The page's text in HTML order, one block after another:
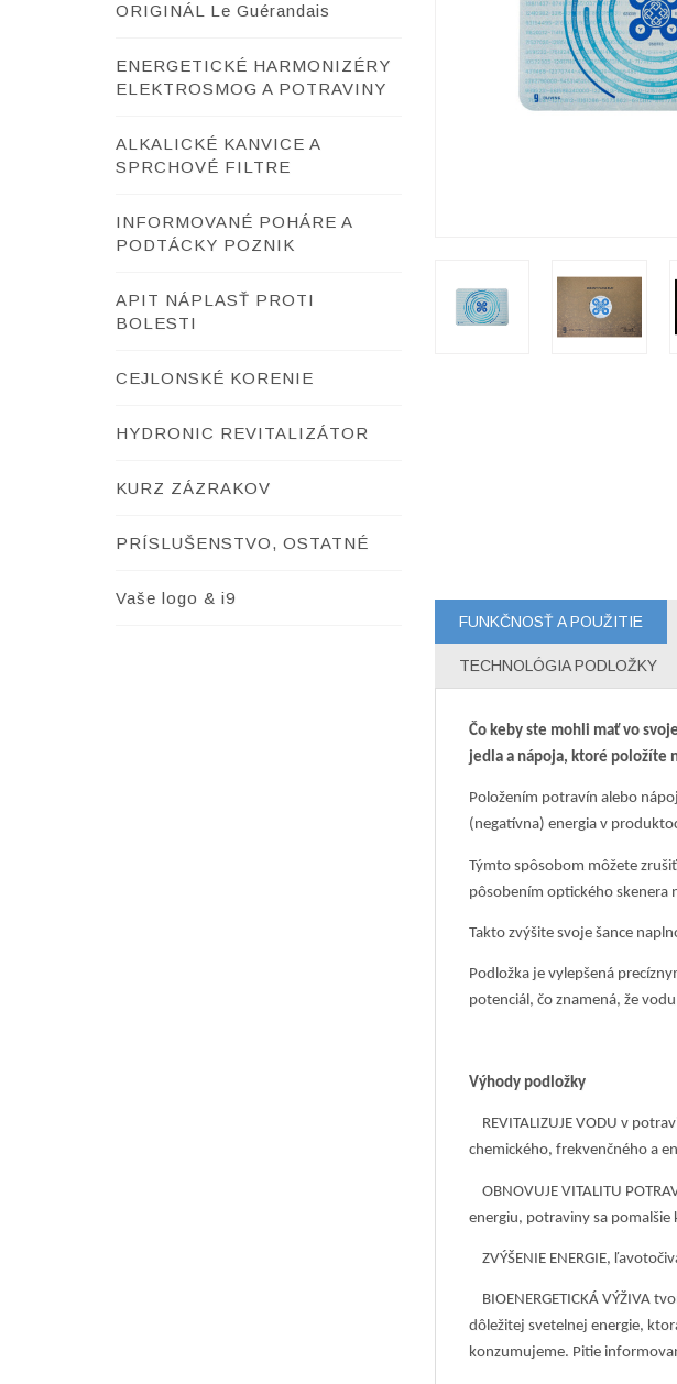
ORIGINÁL Le Guérandais
ENERGETICKÉ HARMONIZÉRY
ELEKTROSMOG A POTRAVINY
ALKALICKÉ KANVICE A
SPRCHOVÉ FILTRE
INFORMOVANÉ POHÁRE A
PODTÁCKY POZNIK
APIT NÁPLASŤ PROTI
BOLESTI
CEJLONSKÉ KORENIE
HYDRONIC REVITALIZÁTOR
KURZ ZÁZRAKOV
PRÍSLUŠENSTVO, OSTATNÉ
Vaše logo & i9
FUNKČNOSŤ A POUŽITIE
TECHNOLÓGIA PODLOŽKY
Čo keby ste mohli mať vo
jedla a nápoja, ktoré položíte
Položením potravín alebo
(negatívna) energia v
Týmto spôsobom môžete
pôsobením optického skenera
Takto zvýšite svoje šance
Podložka je vylepšená
potenciál, čo znamená, že
Výhody podložky
REVITALIZUJE VODU v
chemického, frekvenčného a
OBNOVUJE VITALITU
energiu, potraviny sa pomalšie
ZVÝŠENIE ENERGIE,
BIOENERGETICKÁ VÝŽIVA
dôležitej svetelnej energie,
konzumujeme. Pitie